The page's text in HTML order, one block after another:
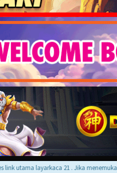
layarkaca 21 . Jika menemukan